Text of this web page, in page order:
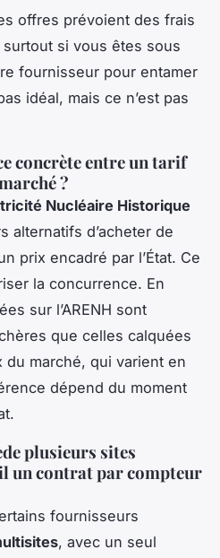
offres prévoient des frais
si vous êtes sous
fournisseur pour entamer
idéal, mais ce n’est pas
concrète entre un tarif
?
Nucléaire Historique
alternatifs d’acheter de
prix encadré par l’État. Ce
la concurrence. En
sur l’ARENH sont
que celles calquées
marché, qui varient en
dépend du moment
plusieurs sites
un contrat par compteur
fournisseurs
, avec un seul